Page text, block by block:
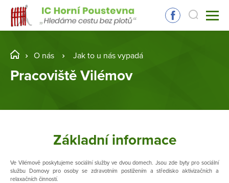
O nás Jak to u nás vypadá
Pracoviště Vilémov
Základní informace
Ve Vilémově poskytujeme sociální služby ve dvou domech. Jsou zde byty pro sociální
službu Domovy pro osoby se zdravotním postižením a středisko aktivizačních a
relaxačních činností.